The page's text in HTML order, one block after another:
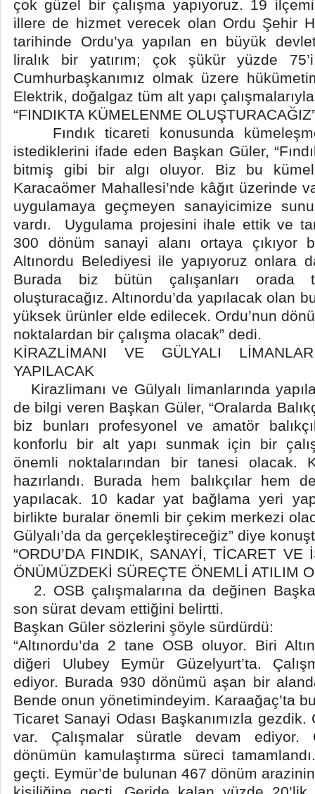
çok güzel bir çalışma yapıyoruz. 19
illere de hizmet verecek olan Ordu Şehir
tarihinde Ordu’ya yapılan en büyük
liralık bir yatırım; çok şükür yüzde
Cumhurbaşkanımız olmak üzere
Elektrik, doğalgaz tüm alt yapı
“FINDIKTA KÜMELENME
Fındık ticareti konusunda
istediklerini ifade eden Başkan Güler,
bitmiş gibi bir algı oluyor. Biz bu
Karacaömer Mahallesi’nde kâğıt üzerinde
uygulamaya geçmeyen sanayicimize
vardı. Uygulama projesini ihale ettik ve
300 dönüm sanayi alanı ortaya çıkıyor
Altınordu Belediyesi ile yapıyoruz onlara
Burada biz bütün çalışanları orada
oluşturacağız. Altınordu’da yapılacak olan
yüksek ürünler elde edilecek. Ordu’nun
noktalardan bir çalışma olacak” dedi.
KİRAZLİMANI VE GÜLYALI
YAPILACAK
Kirazlimanı ve Gülyalı limanlarında
de bilgi veren Başkan Güler, “Oralarda
biz bunları profesyonel ve amatör
konforlu bir alt yapı sunmak için bir
önemli noktalarından bir tanesi olacak.
hazırlandı. Burada hem balıkçılar hem
yapılacak. 10 kadar yat bağlama yeri
birlikte buralar önemli bir çekim merkezi
Gülyalı’da da gerçekleştireceğiz” diye
“ORDU’DA FINDIK, SANAYİ, TİCARET VE
ÖNÜMÜZDEKİ SÜREÇTE ÖNEMLİ ATILIM
2. OSB çalışmalarına da değinen
son sürat devam ettiğini belirtti.
Başkan Güler sözlerini şöyle sürdürdü:
“Altınordu’da 2 tane OSB oluyor. Biri
diğeri Ulubey Eymür Güzelyurt’ta.
ediyor. Burada 930 dönümü aşan bir
Bende onun yönetimindeyim. Karaağaç’ta
Ticaret Sanayi Odası Başkanımızla
var. Çalışmalar süratle devam ediyor.
dönümün kamulaştırma süreci
geçti. Eymür’de bulunan 467 dönüm